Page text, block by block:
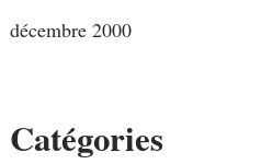
décembre 2000
Catégories